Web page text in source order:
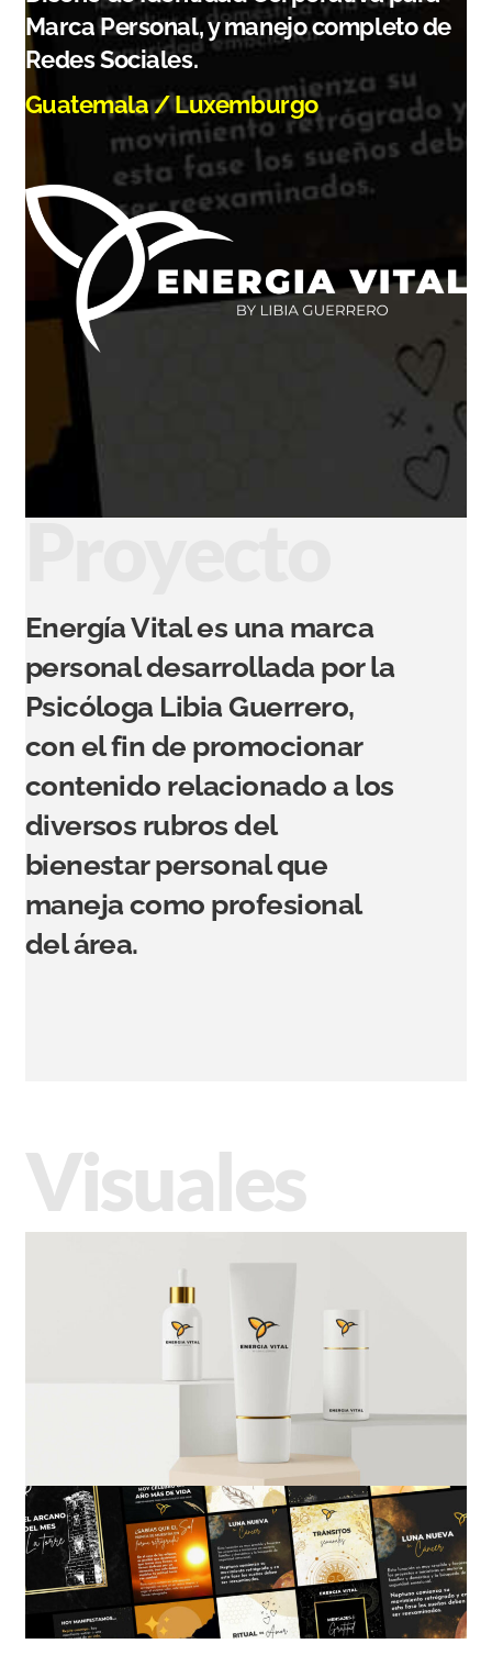
Marca Personal, y manejo completo de
Redes Sociales.
Guatemala / Luxemburgo
Energía Vital es una marca
personal desarrollada por la
Psicóloga Libia Guerrero,
con el fin de promocionar
contenido relacionado a los
diversos rubros del
bienestar personal que
maneja como profesional
del área.
Visuales